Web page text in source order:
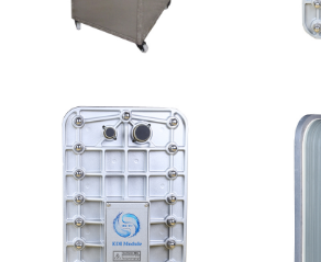
全封闭EDI超纯水处理设
备